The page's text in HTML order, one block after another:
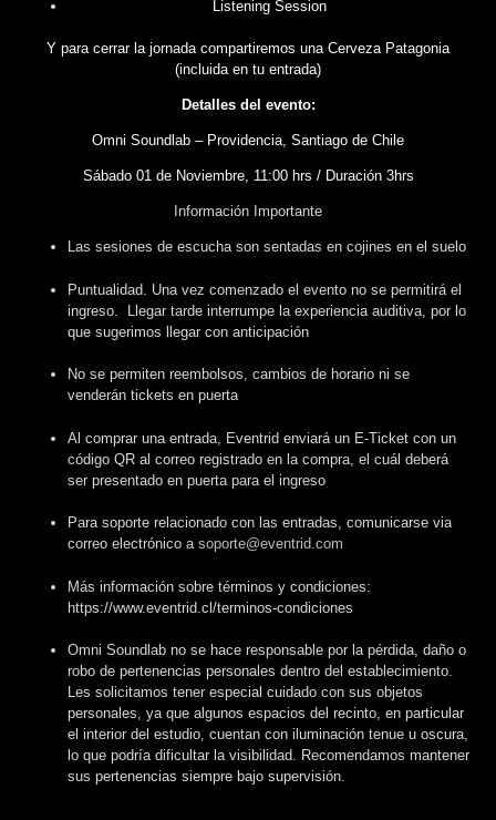
Listening Session
Y para cerrar la jornada compartiremos una Cerveza Patagonia
(incluida en tu entrada)
Detalles del evento:
Omni Soundlab – Providencia, Santiago de Chile
Sábado 01 de Noviembre, 11:00 hrs / Duración 3hrs
Información Importante
Las sesiones de escucha son sentadas en cojines en el suelo
Puntualidad. Una vez comenzado el evento no se permitirá el
ingreso. Llegar tarde interrumpe la experiencia auditiva, por lo
que sugerimos llegar con anticipación
No se permiten reembolsos, cambios de horario ni se
venderán tickets en puerta
Al comprar una entrada, Eventrid enviará un E-Ticket con un
código QR al correo registrado en la compra, el cuál deberá
ser presentado en puerta para el ingreso
Para soporte relacionado con las entradas, comunicarse via
correo electrónico asoporte@eventrid.com
Más información sobre términos y condiciones:
https://www.eventrid.cl/terminos-condiciones
Omni Soundlab no se hace responsable por la pérdida, daño o
robo de pertenencias personales dentro del establecimiento.
Les solicitamos tener especial cuidado con sus objetos
personales, ya que algunos espacios del recinto, en particular
el interior del estudio, cuentan con iluminación tenue u oscura,
lo que podría dificultar la visibilidad. Recomendamos mantener
sus pertenencias siempre bajo supervisión.